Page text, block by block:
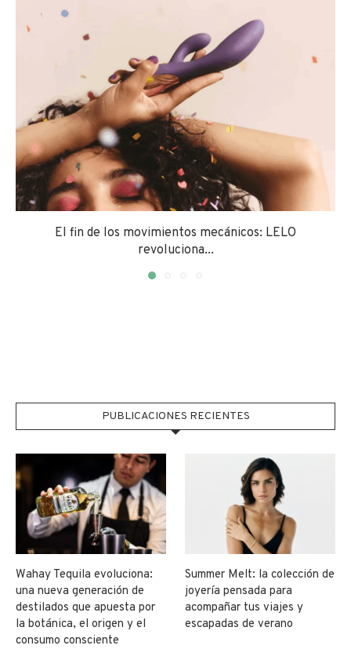
El fin de los movimientos mecánicos: LELO
revoluciona...
PUBLICACIONES RECIENTES
Wahay Tequila evoluciona:
una nueva generación de
destilados que apuesta por
la botánica, el origen y el
consumo consciente
Summer Melt: la colección de
joyería pensada para
acompañar tus viajes y
escapadas de verano